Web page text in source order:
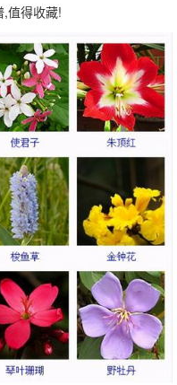
,值得收藏!